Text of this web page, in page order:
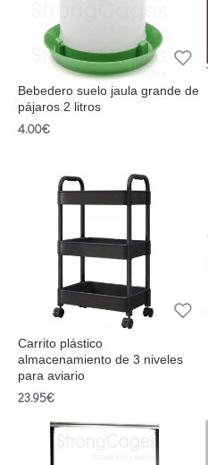
Bebedero suelo jaula grande de
pájaros 2 litros
4.00€
Carrito plástico
almacenamiento de 3 niveles
para aviario
23.95€